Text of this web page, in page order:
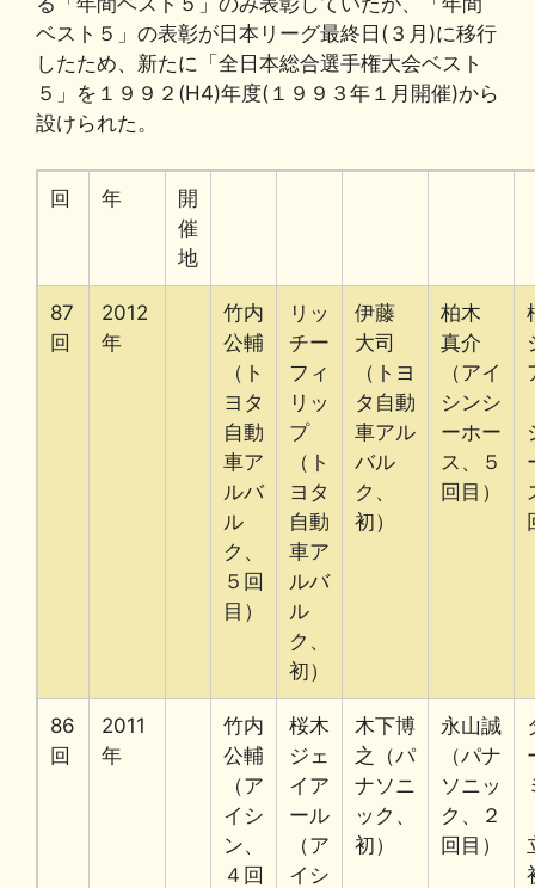
ベスト５」の表彰が日本リーグ最終日(３月)に移行
したため、新たに「全日本総合選手権大会ベスト
５」を１９９２(H4)年度(１９９３年１月開催)から
設けられた。
回 年
開
催
地
87
回
2012
年
竹内
公輔
（ト
ヨタ
自動
車ア
ルバ
ル
ク、
５回
目）
リッ
チー
フィ
リッ
プ
（ト
ヨタ
自動
車ア
ルバ
ル
ク、
初）
伊藤
大司
（トヨ
タ自動
車アル
バル
ク、
初）
柏木
真介
（アイ
シンシ
ーホー
ス、５
回目）
86
回
2011
年
竹内
公輔
（ア
イシ
ン、
４回
桜木
ジェ
イア
ール
（ア
イシ
木下博
之（パ
ナソニ
ック、
初）
永山誠
（パナ
ソニッ
ク、２
回目）